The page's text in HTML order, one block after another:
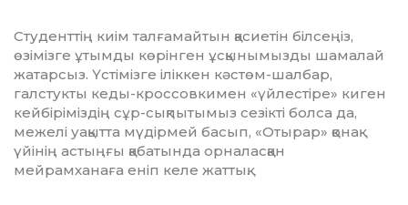
Студенттің киім талғамайтын қа­с­иетін білсеңіз,
өзімізге ұтымды кө­рінген ұсқынымызды шамалай
жатарсыз. Үстімізге іліккен кәстөм-шалбар,
галстукты кеды-кроссовки­мен «үйлестіре» киген
кейбіріміздің сұр-сықпытымыз сезікті болса да,
межелі уақытта мүдірмей басып, «Оты­рар» қонақ
үйінің астыңғы қаба­тында орналасқан
мейрамханаға еніп келе жаттық.